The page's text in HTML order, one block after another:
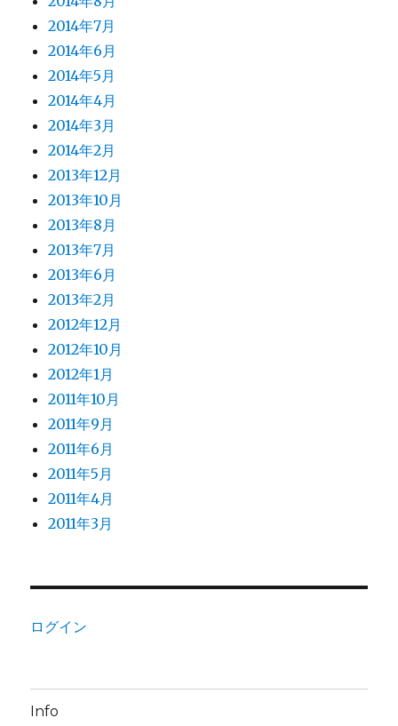
2014年7月
2014年6月
2014年5月
2014年4月
2014年3月
2014年2月
2013年12月
2013年10月
2013年8月
2013年7月
2013年6月
2013年2月
2012年12月
2012年10月
2012年1月
2011年10月
2011年9月
2011年6月
2011年5月
2011年4月
2011年3月
ログイン
Info